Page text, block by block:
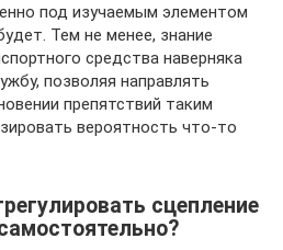
под изучаемым элементом
Тем не менее, знание
средства наверняка
позволяя направлять
препятствий таким
вероятность что-то
сцепление